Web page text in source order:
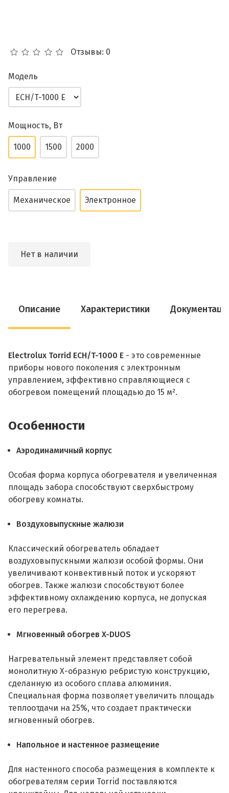
Отзывы: 0
Модель
Мощность, Вт
1000 1500 2000
Управление
Механическое Электронное
Нет в наличии
Описание Характеристики
Electrolux Torrid ECH/T-1000 E - это современные
приборы нового поколения с электронным
управлением, эффективно справляющиеся с
обогревом помещений площадью до 15 м².
Особенности
Аэродинамичный корпус
Особая форма корпуса обогревателя и увеличенная
площадь забора способствуют сверхбыстрому
обогреву комнаты.
Воздуховыпускные жалюзи
Классический обогреватель обладает
воздуховыпускными жалюзи особой формы. Они
увеличивают конвективный поток и ускоряют
обогрев. Также жалюзи способствуют более
эффективному охлаждению корпуса, не допуская
его перегрева.
Мгновенный обогрев X-DUOS
Нагревательный элемент представляет собой
монолитную Х-образную ребристую конструкцию,
сделанную из особого сплава алюминия.
Специальная форма позволяет увеличить площадь
теплоотдачи на 25%, что создает практически
мгновенный обогрев.
Напольное и настенное размещение
Для настенного способа размещения в комплекте к
обогревателям серии Torrid поставляются